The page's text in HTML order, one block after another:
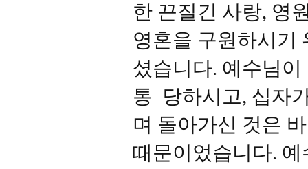
한 끈질긴 사랑, 영
영혼을 구원하시기
셨습니다. 예수님
통 당하시고, 십자
며 돌아가신 것은
때문이었습니다.